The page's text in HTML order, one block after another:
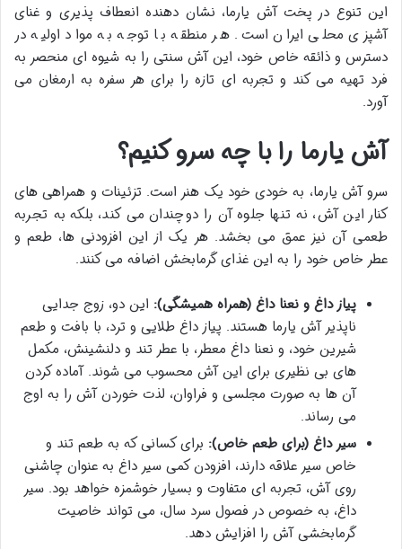
این تنوع در پخت آش یارما، نشان دهنده انعطاف پذیری و غنای
آشپزی محلی ایران است. هر منطقه با توجه به مواد اولیه در
دسترس و ذائقه خاص خود، این آش سنتی را به شیوه ای منحصر به
فرد تهیه می کند و تجربه ای تازه را برای هر سفره به ارمغان می
آورد.
آش یارما را با چه سرو کنیم؟
سرو آش یارما، به خودی خود یک هنر است. تزئینات و همراهی های
کنار این آش، نه تنها جلوه آن را دوچندان می کند، بلکه به تجربه
طعمی آن نیز عمق می بخشد. هر یک از این افزودنی ها، طعم و
عطر خاص خود را به این غذای گرمابخش اضافه می کنند.
پیاز داغ و نعنا داغ (همراه همیشگی): این دو، زوج جدایی
ناپذیر آش یارما هستند. پیاز داغ طلایی و ترد، با بافت و طعم
شیرین خود، و نعنا داغ معطر، با عطر تند و دلنشینش، مکمل
های بی نظیری برای این آش محسوب می شوند. آماده کردن
آن ها به صورت مجلسی و فراوان، لذت خوردن آش را به اوج
می رساند.
سیر داغ (برای طعم خاص): برای کسانی که به طعم تند و
خاص سیر علاقه دارند، افزودن کمی سیر داغ به عنوان چاشنی
روی آش، تجربه ای متفاوت و بسیار خوشمزه خواهد بود. سیر
داغ، به خصوص در فصول سرد سال، می تواند خاصیت
گرمابخشی آش را افزایش دهد.